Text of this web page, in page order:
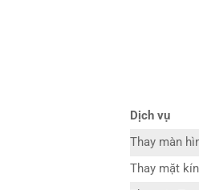
Dịch vụ
Thay màn
Thay mặt